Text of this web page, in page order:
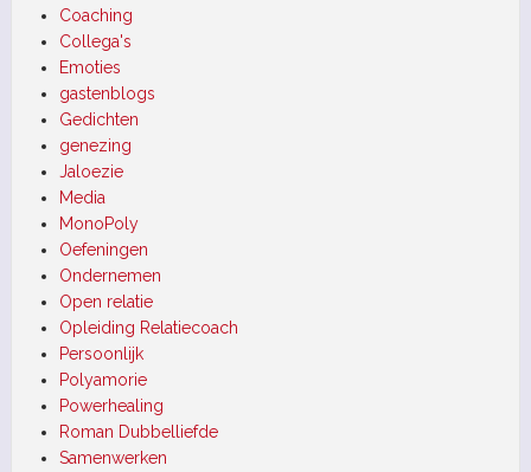
Coaching
Collega's
Emoties
gastenblogs
Gedichten
genezing
Jaloezie
Media
MonoPoly
Oefeningen
Ondernemen
Open relatie
Opleiding Relatiecoach
Persoonlijk
Polyamorie
Powerhealing
Roman Dubbelliefde
Samenwerken